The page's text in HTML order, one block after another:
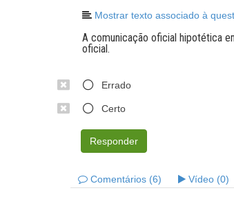
Mostrar texto associado à
A comunicação oficial hipotética
oficial.
Errado
Certo
Responder
Comentários (6) Vídeo (0)